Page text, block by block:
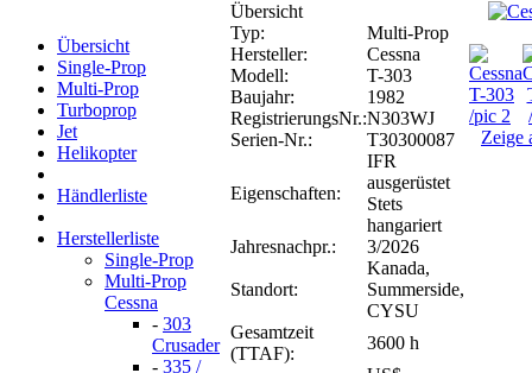
Übersicht
Single-Prop
Multi-Prop
Turboprop
Jet
Helikopter
Händlerliste
Herstellerliste
Single-Prop
Multi-Prop
Cessna
- 303
Crusader
- 335 /
Übersicht
Typ:
Multi-Prop
Hersteller:
Cessna
Modell:
T-303
Baujahr:
1982
RegistrierungsNr.:N303WJ
Serien-Nr.:
T30300087
Eigenschaften:
IFR
ausgerüstet
Stets
hangariert
Jahresnachpr.:
3/2026
Standort:
Kanada,
Summerside,
CYSU
Gesamtzeit
(TTAF):
3600 h
Zeige